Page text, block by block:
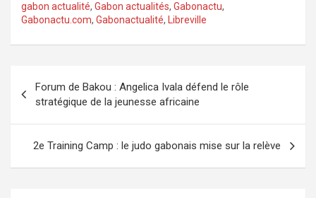
gabon actualité, Gabon actualités, Gabonactu,
Gabonactu.com, Gabonactualité, Libreville
de
l’article
Forum de Bakou : Angelica Ivala défend le rôle
stratégique de la jeunesse africaine
2e Training Camp : le judo gabonais mise sur la relève